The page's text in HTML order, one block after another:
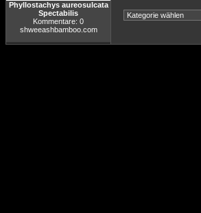
Phyllostachys aureosulcata
Spectabilis
Kommentare: 0
shweeashbamboo.com